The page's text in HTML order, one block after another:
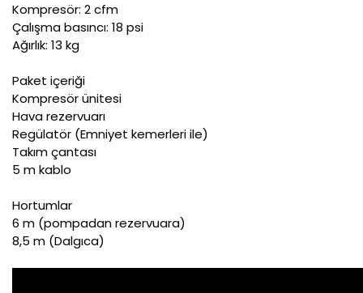
Kompresör: 2 cfm
Çalışma basıncı: 18 psi
Ağırlık: 13 kg
Paket içeriği
Kompresör ünitesi
Hava rezervuarı
Regülatör (Emniyet kemerleri ile)
Takım çantası
5 m kablo
Hortumlar
6 m (pompadan rezervuara)
8,5 m (Dalgıca)